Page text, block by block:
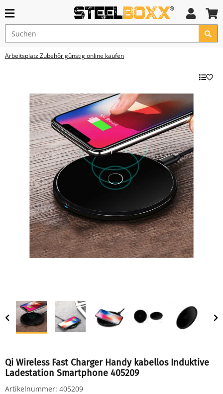
Arbeitsplatz Zubehör günstig online kaufen
Qi Wireless Fast Charger Handy kabellos Induktive
Ladestation Smartphone 405209
Artikelnummer: 405209